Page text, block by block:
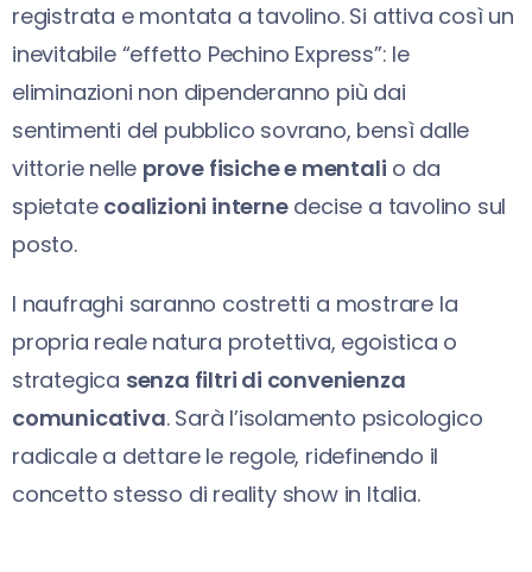
registrata e montata a tavolino. Si attiva così un
inevitabile “effetto Pechino Express”: le
eliminazioni non dipenderanno più dai
sentimenti del pubblico sovrano, bensì dalle
vittorie nelle prove fisiche e mentali o da
spietate coalizioni internedecise a tavolino sul
posto.
I naufraghi saranno costretti a mostrare la
propria reale natura protettiva, egoistica o
strategica senza filtri di convenienza
comunicativa. Sarà l’isolamento psicologico
radicale a dettare le regole, ridefinendo il
concetto stesso di reality show in Italia.